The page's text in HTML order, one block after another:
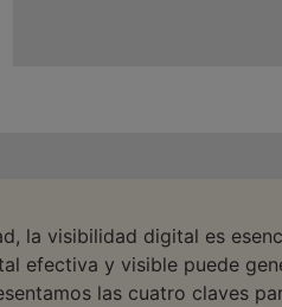
la visibilidad digital es
efectiva y visible puede
las cuatro claves